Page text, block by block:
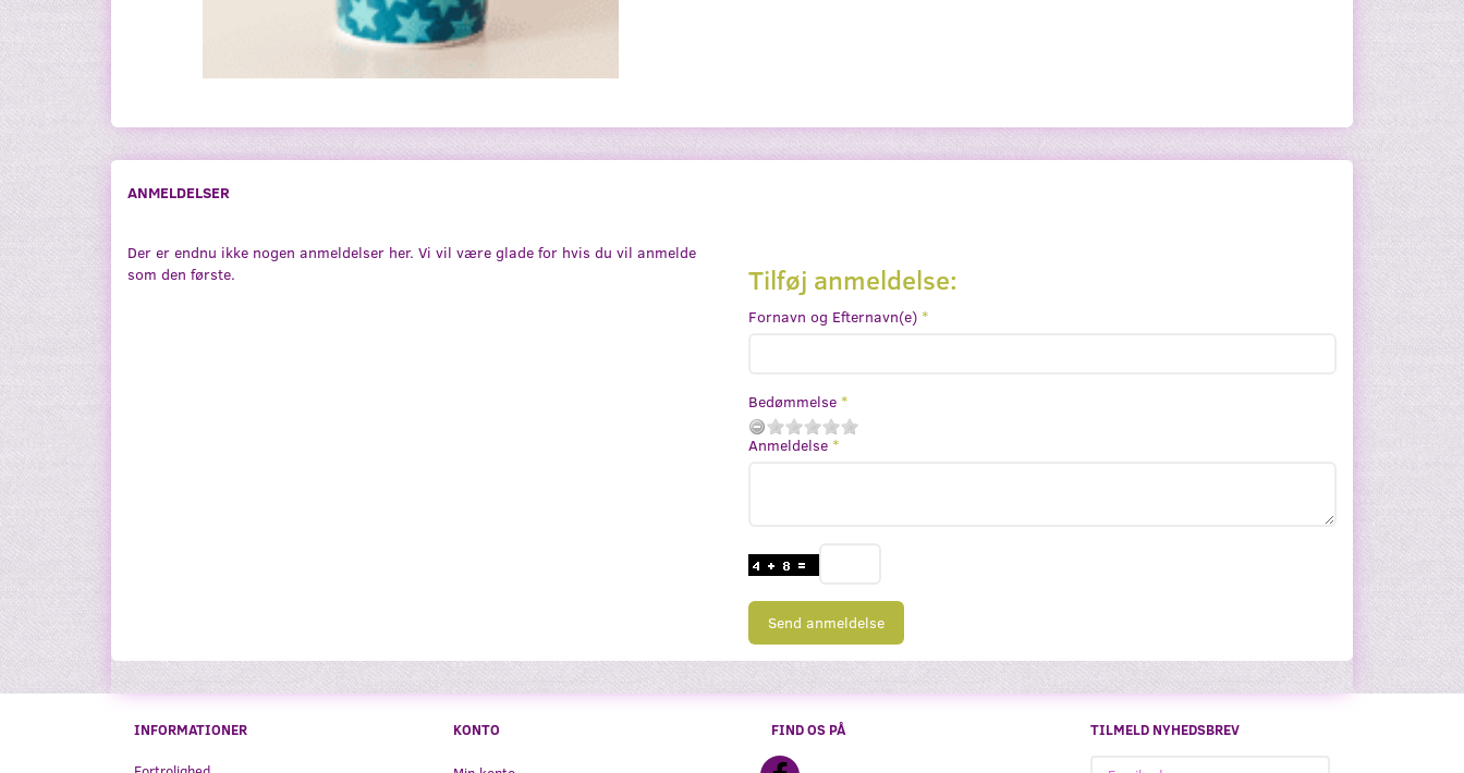
ANMELDELSER
Der er endnu ikke nogen anmeldelser her. Vi vil være glade for hvis du vil anmelde
som den første.
Tilføj anmeldelse:
Fornavn og Efternavn(e)
Bedømmelse
Anmeldelse
Send anmeldelse
INFORMATIONER KONTO FIND OS PÅ
TILMELD NYHEDSBREV